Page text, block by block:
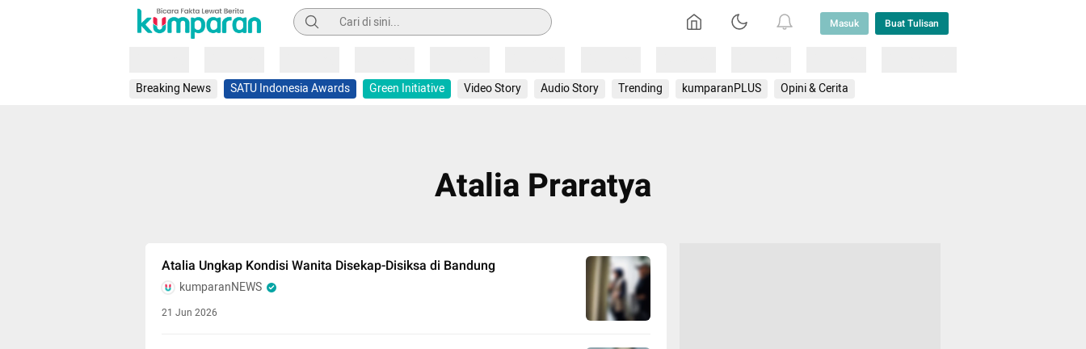
Pencarian Masuk Buat Tulisan
Breaking News SATU Indonesia Awards Green Initiative Video Story Audio Story Trending kumparanPLUS Opini & Cerita
Atalia Praratya
Atalia Ungkap Kondisi Wanita Disekap-Disiksa di Bandung
kumparanNEWS
21 Jun 2026